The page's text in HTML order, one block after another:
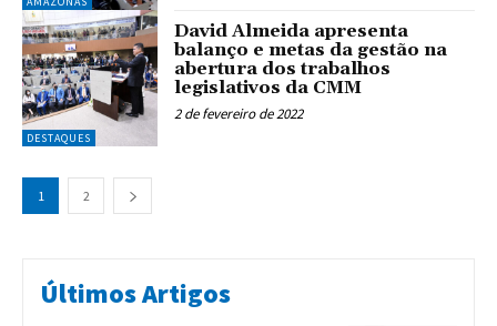
DESTAQUES
David Almeida apresenta
balanço e metas da gestão na
abertura dos trabalhos
legislativos da CMM
2 de fevereiro de 2022
1 2
Últimos Artigos